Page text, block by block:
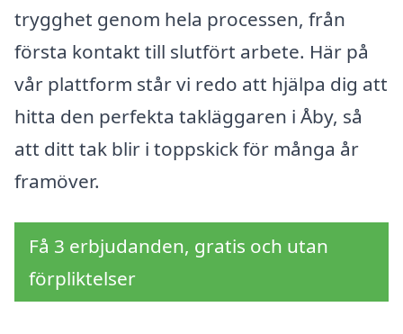
trygghet genom hela processen, från
första kontakt till slutfört arbete. Här på
vår plattform står vi redo att hjälpa dig att
hitta den perfekta takläggaren i Åby, så
att ditt tak blir i toppskick för många år
framöver.
Få 3 erbjudanden, gratis och utan
förpliktelser